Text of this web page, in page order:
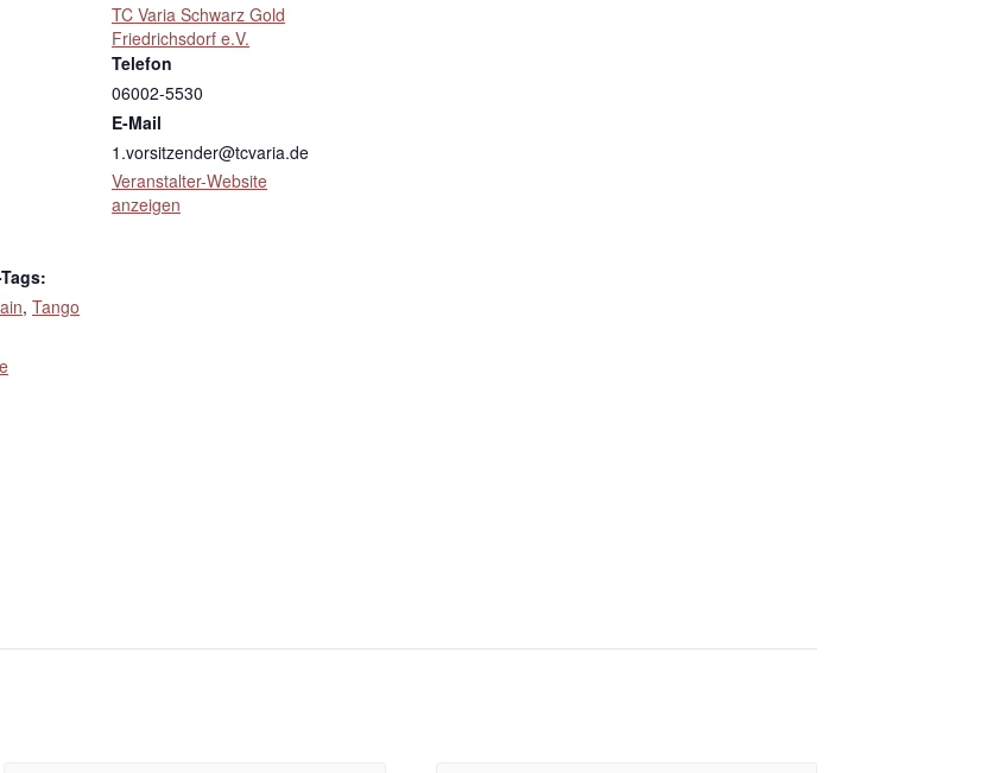
, Tango
TC Varia Schwarz Gold
Friedrichsdorf e.V.
Telefon
06002-5530
E-Mail
1.vorsitzender@tcvaria.de
Veranstalter-Website
anzeigen